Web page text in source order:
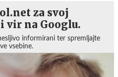
za svoj
vir na Googlu.
informirani ter spremljajte
vsebine.